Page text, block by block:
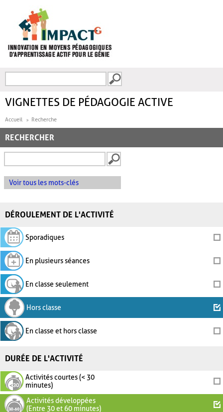
FORMULAIRE DE
VIGNETTES DE PÉDAGOGIE ACTIVE
Accueil Recherche
RECHERCHER
Voir tous les mots-clés
DÉROULEMENT DE L'ACTIVITÉ
Sporadiques
En plusieurs séances
En classe seulement
Hors classe
En classe et hors classe
DURÉE DE L'ACTIVITÉ
Activités courtes (< 30
minutes)
Activités développées
(Entre 30 et 60 minutes)